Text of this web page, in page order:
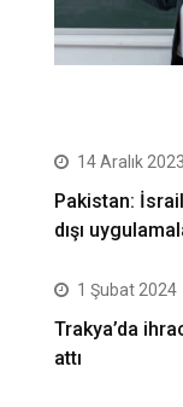
14 Aralık 2023
Pakistan:
dışı
1 Şubat 2024
Trakya’da
attı